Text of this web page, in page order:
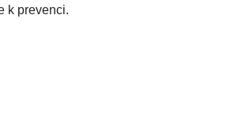
k prevenci.